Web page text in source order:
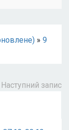
» 9
Наступний запис